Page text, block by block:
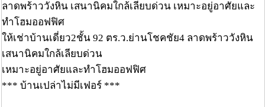
ลาดพร้าววังหิน เสนานิคมใกล้เลียบด่วน เหมาะอยู่อาศัยและ
ทำโฮมออฟฟิศ
ให้เช่าบ้านเดี่ยว2ชั้น 92 ตร.ว.ย่านโชคชัย4 ลาดพร้าววังหิน
เสนานิคมใกล้เลียบด่วน
เหมาะอยู่อาศัยและทำโฮมออฟฟิศ
*** บ้านเปล่าไม่มีเฟอร์ ***